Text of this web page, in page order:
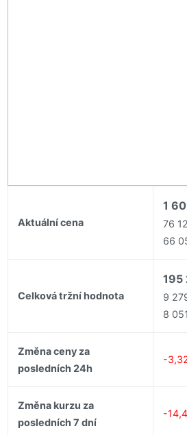
Aktuální cena
1
76
66
Celková tržní hodnota
195
9
8
Změna ceny za
posledních 24h
-
Změna kurzu za
posledních 7 dní
-